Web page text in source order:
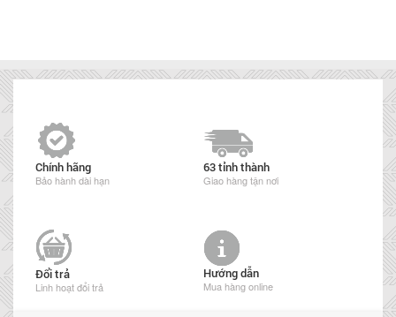
Chính hãng
Bảo hành dài hạn
63 tỉnh thành
Giao hàng tận nơi
Đổi trả
Linh hoạt đổi trả
Hướng dẫn
Mua hàng online